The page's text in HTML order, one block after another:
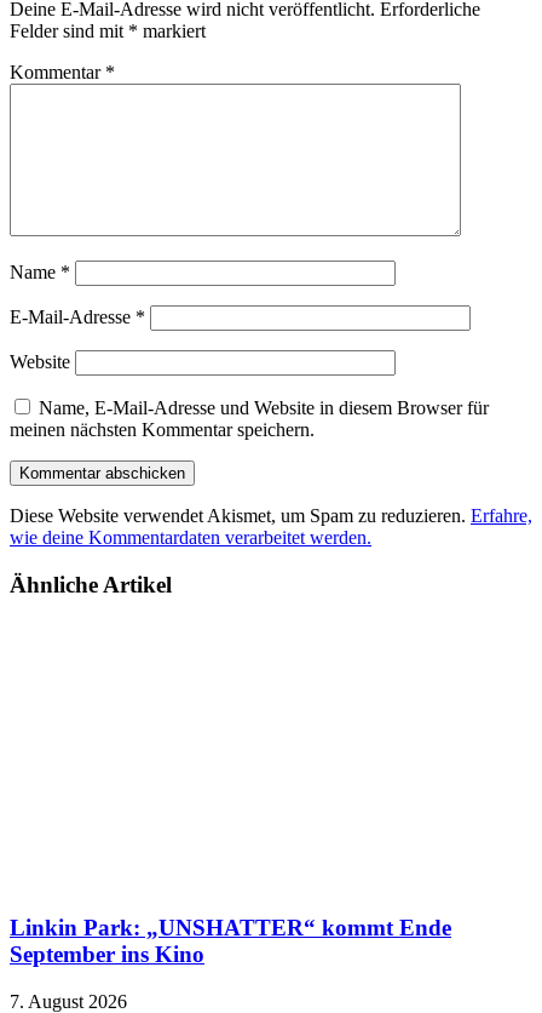
Deine E-Mail-Adresse wird nicht veröffentlicht. Erforderliche
Felder sind mit * markiert
Kommentar *
Name *
E-Mail-Adresse *
Website
Name, E-Mail-Adresse und Website in diesem Browser für
meinen nächsten Kommentar speichern.
Diese Website verwendet Akismet, um Spam zu reduzieren. Erfahre,
wie deine Kommentardaten verarbeitet werden.
Ähnliche Artikel
Linkin Park: „UNSHATTER“ kommt Ende
September ins Kino
7. August 2026